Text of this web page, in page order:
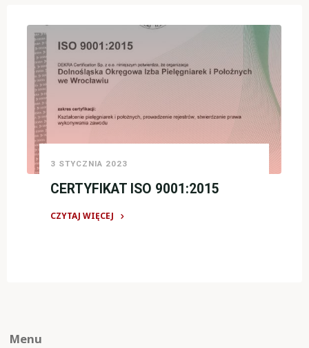
3 STYCZNIA 2023
CERTYFIKAT ISO 9001:2015
CZYTAJ WIĘCEJ
Menu